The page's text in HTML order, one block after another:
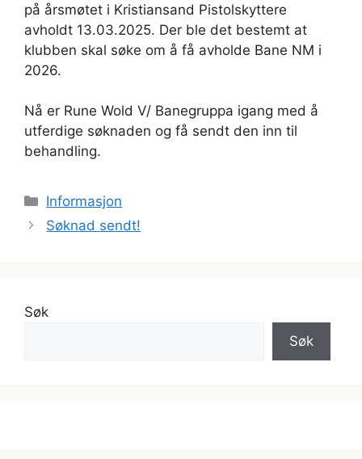
på årsmøtet i Kristiansand Pistolskyttere
avholdt 13.03.2025. Der ble det bestemt at
klubben skal søke om å få avholde Bane NM i
2026.
Nå er Rune Wold V/ Banegruppa igang med å
utferdige søknaden og få sendt den inn til
behandling.
Kategorier
Informasjon
Søknad sendt!
Søk
Søk